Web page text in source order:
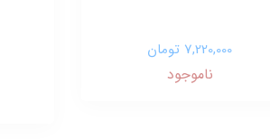
7,220,000 تومان
ناموجود